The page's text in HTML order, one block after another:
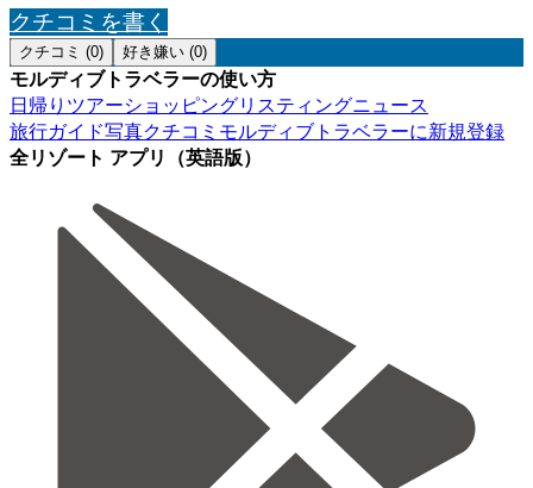
クチコミを書く
クチコミ (0) 好き嫌い (0)
モルディブトラベラーの使い方
日帰りツアーショッピングリスティングニュース
旅行ガイド写真クチコミ モルディブトラベラーに新規登録
全リゾート アプリ（英語版）